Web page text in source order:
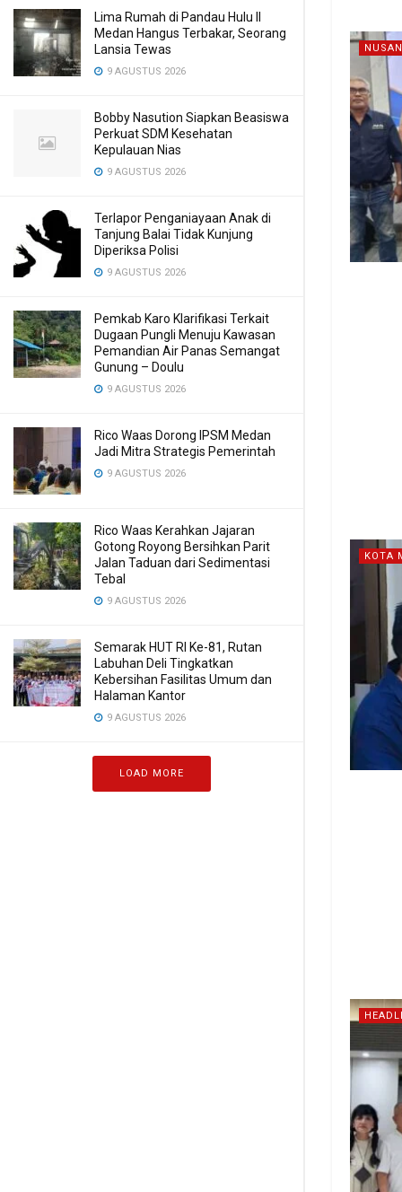
Lima Rumah di Pandau Hulu II
Medan Hangus Terbakar, Seorang
Lansia Tewas
9 AGUSTUS 2026
Bobby Nasution Siapkan Beasiswa
Perkuat SDM Kesehatan
Kepulauan Nias
9 AGUSTUS 2026
Terlapor Penganiayaan Anak di
Tanjung Balai Tidak Kunjung
Diperiksa Polisi
9 AGUSTUS 2026
Pemkab Karo Klarifikasi Terkait
Dugaan Pungli Menuju Kawasan
Pemandian Air Panas Semangat
Gunung – Doulu ‎
9 AGUSTUS 2026
Rico Waas Dorong IPSM Medan
Jadi Mitra Strategis Pemerintah
9 AGUSTUS 2026
Rico Waas Kerahkan Jajaran
Gotong Royong Bersihkan Parit
Jalan Taduan dari Sedimentasi
Tebal
9 AGUSTUS 2026
Semarak HUT RI Ke-81, Rutan
Labuhan Deli Tingkatkan
Kebersihan Fasilitas Umum dan
Halaman Kantor
9 AGUSTUS 2026
LOAD MORE
KOTA